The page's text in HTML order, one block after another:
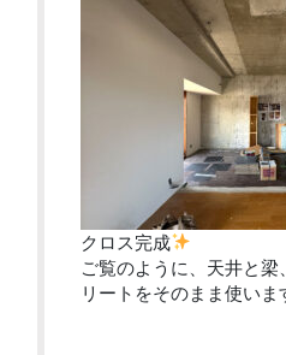
クロス完成
ご覧のように、天井と梁
リートをそのまま使いま